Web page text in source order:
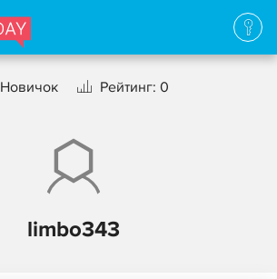
Новичок Рейтинг: 0
limbo343